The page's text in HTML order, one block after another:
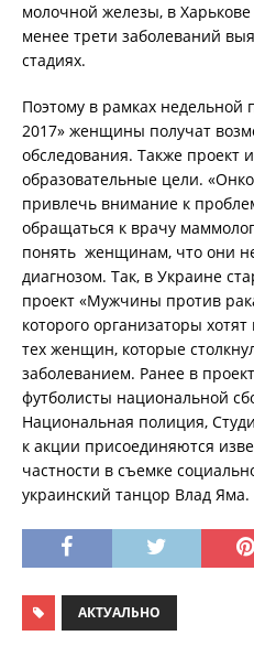
молочной железы, в
менее трети заболеваний
стадиях.
Поэтому в рамках
2017» женщины получат
обследования. Также проект
образовательные цели.
привлечь внимание к
обращаться к врачу
понять женщинам, что они
диагнозом. Так, в Украине
проект «Мужчины против
которого организаторы
тех женщин, которые
заболеванием. Ранее в
футболисты национальной
Национальная полиция,
к акции присоединяются
частности в съемке
украинский танцор Влад Яма.
АКТУАЛЬНО